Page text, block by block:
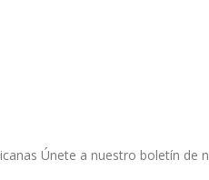
Únete a nuestro boletín de